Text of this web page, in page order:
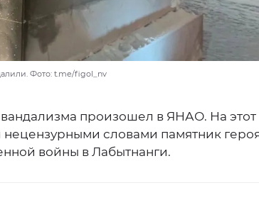
Фото: t.me/figol_nv
произошел в ЯНАО. На этот
нецензурными словами памятник
войны в Лабытнанги.